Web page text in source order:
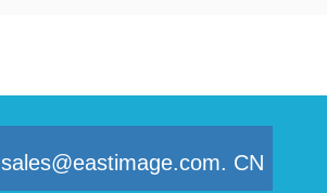
sales@eastimage.com. CN